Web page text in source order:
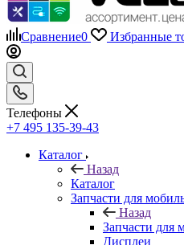
Сравнение0 Избранные
Телефоны
+7 495 135-39-43
Каталог
Назад
Каталог
Запчасти для
Назад
Запчасти для
Дисплеи